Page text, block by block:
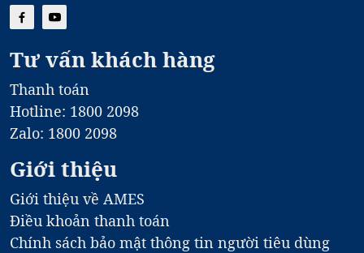
Tư vấn khách hàng
Thanh toán
Hotline: 1800 2098
Zalo: 1800 2098
Giới thiệu
Giới thiệu về AMES
Điều khoản thanh toán
Chính sách bảo mật thông tin người tiêu dùng